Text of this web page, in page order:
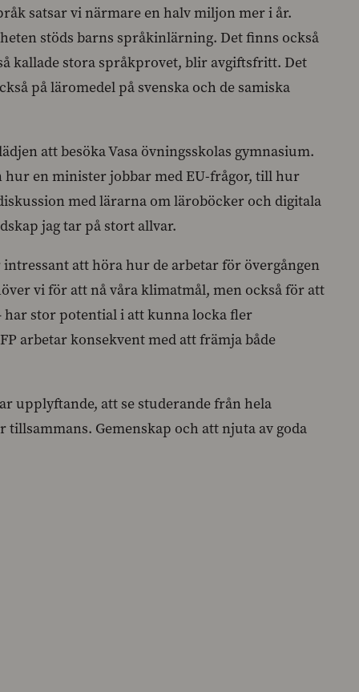
satsar vi närmare en halv miljon mer i år.
stöds barns språkinlärning. Det finns också
kallade stora språkprovet, blir avgiftsfritt. Det
på läromedel på svenska och de samiska
att besöka Vasa övningsskolas gymnasium.
en minister jobbar med EU-frågor, till hur
med lärarna om läroböcker och digitala
jag tar på stort allvar.
intressant att höra hur de arbetar för övergången
vi för att nå våra klimatmål, men också för att
har stor potential i att kunna locka fler
arbetar konsekvent med att främja både
upplyftande, att se studerande från hela
Gemenskap och att njuta av goda